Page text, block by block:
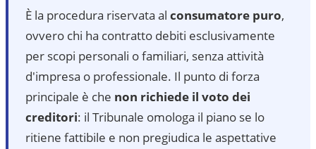
È la procedura riservata al consumatore puro,
ovvero chi ha contratto debiti esclusivamente
per scopi personali o familiari, senza attività
d'impresa o professionale. Il punto di forza
principale è che non richiede il voto dei
creditori: il Tribunale omologa il piano se lo
ritiene fattibile e non pregiudica le aspettative